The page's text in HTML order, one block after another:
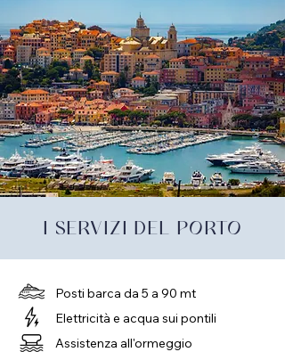
I SERVIZI DEL PORTO
Posti barca da 5 a 90 mt
Elettricità e acqua sui pontili
Assistenza all'ormeggio